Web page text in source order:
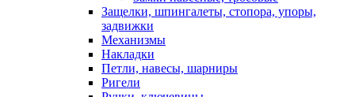
Защелки, шпингалеты, стопора, упоры,
задвижки
Механизмы
Накладки
Петли, навесы, шарниры
Ригели